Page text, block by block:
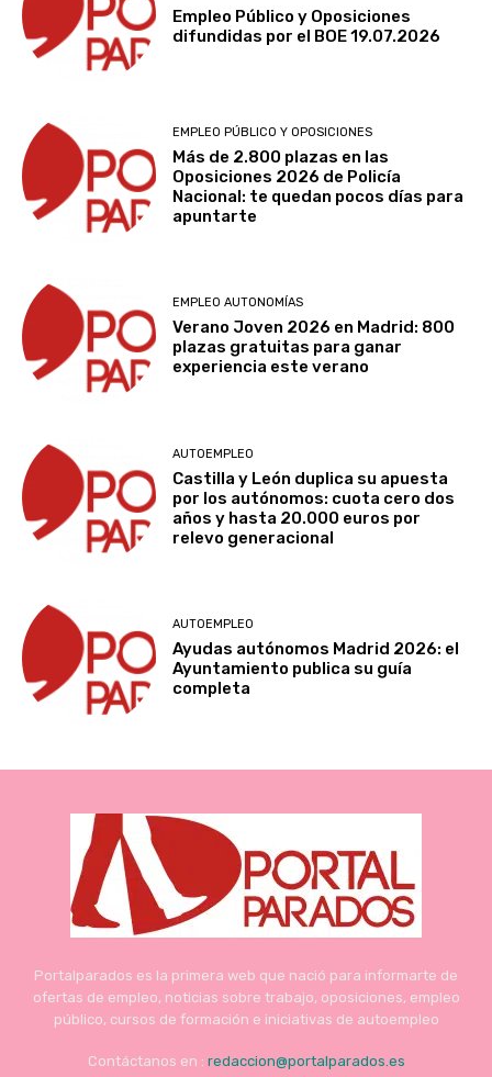
Empleo Público y Oposiciones
difundidas por el BOE 19.07.2026
EMPLEO PÚBLICO Y OPOSICIONES
Más de 2.800 plazas en las
Oposiciones 2026 de Policía
Nacional: te quedan pocos días para
apuntarte
EMPLEO AUTONOMÍAS
Verano Joven 2026 en Madrid: 800
plazas gratuitas para ganar
experiencia este verano
AUTOEMPLEO
Castilla y León duplica su apuesta
por los autónomos: cuota cero dos
años y hasta 20.000 euros por
relevo generacional
AUTOEMPLEO
Ayudas autónomos Madrid 2026: el
Ayuntamiento publica su guía
completa
Portalparados es la primera web que nació para informarte de
ofertas de empleo, noticias sobre trabajo, oposiciones, empleo
público, cursos de formación e iniciativas de autoempleo
Contáctanos en : redaccion@portalparados.es